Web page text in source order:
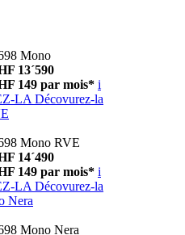
Mono
13´590
149 par mois* i
LA Décovurez-la
Mono RVE
14´490
149 par mois* i
LA Décovurez-la
Nera
Mono Nera